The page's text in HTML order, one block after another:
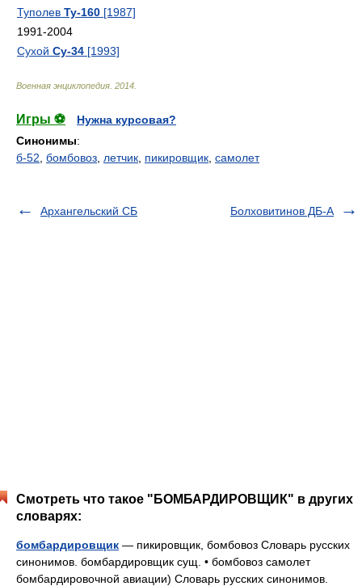
Туполев Ту-160 [1987]
1991-2004
Сухой Су-34 [1993]
Военная энциклопедия 2014
Игры ⚽
Нужна курсовая?
Синонимы:
б-52 бомбовоз летчик пикировщик самолет
Архангельский СБ Болховитинов ДБ-А
Смотреть что такое "БОМБАРДИРОВЩИК" в других
словарях:
бомбардировщик — пикировщик, бомбовоз Словарь русских
синонимов. бомбардировщик сущ. • бомбовоз самолет
бомбардировочной авиации) Словарь русских синонимов.